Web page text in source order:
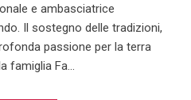
e ambasciatrice
Il sostegno delle tradizioni,
passione per la terra
famiglia Fa...